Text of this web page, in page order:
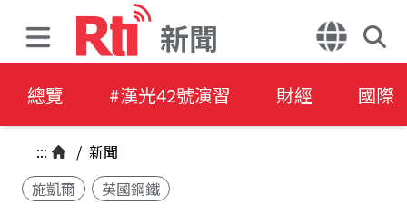
新聞
總覽 #漢光42號演習 財經 國際
::: / 新聞
施凱爾
英國鋼鐵